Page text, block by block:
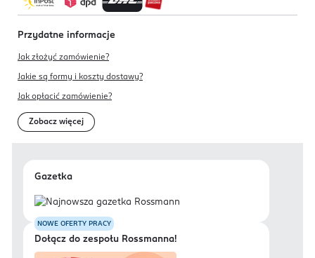
Przydatne informacje
Jak złożyć zamówienie?
Jakie są formy i koszty dostawy?
Jak opłacić zamówienie?
Zobacz więcej
Gazetka
NOWE OFERTY PRACY
Dołącz do zespołu Rossmanna!